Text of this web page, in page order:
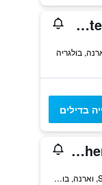
Grand Hotel London
בדילים
Hotel Cherno More
33 Slivnitsa Blvd, וארנה, בולגריה